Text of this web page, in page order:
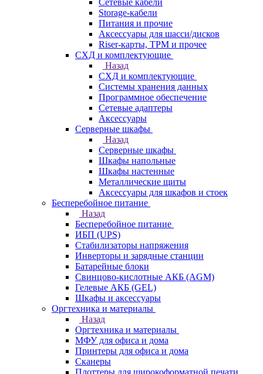
Сетевые кабели
Storage-кабели
Питания и прочие
Аксессуары для шасси/дисков
Riser-карты, TPM и прочее
СХД и комплектующие
Назад
СХД и комплектующие
Системы хранения данных
Программное обеспечение
Сетевые адаптеры
Аксессуары
Серверные шкафы
Назад
Серверные шкафы
Шкафы напольные
Шкафы настенные
Металлические щиты
Аксессуары для шкафов и стоек
Бесперебойное питание
Назад
Бесперебойное питание
ИБП (UPS)
Стабилизаторы напряжения
Инверторы и зарядные станции
Батарейные блоки
Свинцово-кислотные АКБ (AGM)
Гелевые АКБ (GEL)
Шкафы и аксессуары
Оргтехника и материалы
Назад
Оргтехника и материалы
МФУ для офиса и дома
Принтеры для офиса и дома
Сканеры
Плоттеры для широкоформатной печати